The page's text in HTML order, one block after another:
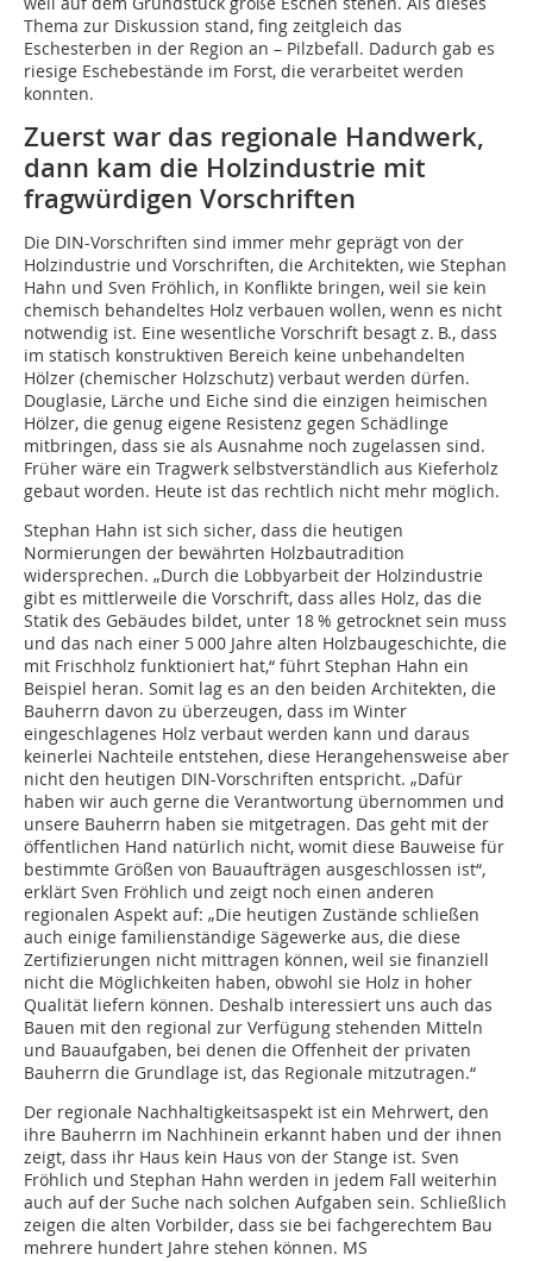
Thema zur Diskussion stand, fing zeitgleich das
Eschesterben in der Region an – Pilzbefall. Dadurch gab es
riesige Eschebestände im Forst, die verarbeitet werden
konnten.
Zuerst war das regionale Handwerk,
dann kam die Holzindustrie mit
fragwürdigen Vorschriften
Die DIN-Vorschriften sind immer mehr geprägt von der
Holzindustrie und Vorschriften, die Architekten, wie Stephan
Hahn und Sven Fröhlich, in Konflikte bringen, weil sie kein
chemisch behandeltes Holz verbauen wollen, wenn es nicht
notwendig ist. Eine wesentliche Vorschrift besagt z. B., dass
im statisch konstruktiven Bereich keine unbehandelten
Hölzer (chemischer Holzschutz) verbaut werden dürfen.
Douglasie, Lärche und Eiche sind die einzigen heimischen
Hölzer, die genug eigene Resistenz gegen Schädlinge
mitbringen, dass sie als Ausnahme noch zugelassen sind.
Früher wäre ein Tragwerk selbstverständlich aus Kieferholz
gebaut worden. Heute ist das rechtlich nicht mehr möglich.
Stephan Hahn ist sich sicher, dass die heutigen
Normierungen der bewährten Holzbautradition
widersprechen. „Durch die Lobbyarbeit der Holzindustrie
gibt es mittlerweile die Vorschrift, dass alles Holz, das die
Statik des Gebäudes bildet, unter 18 % getrocknet sein muss
und das nach einer 5 000 Jahre alten Holzbaugeschichte, die
mit Frischholz funktioniert hat,“ führt Stephan Hahn ein
Beispiel heran. Somit lag es an den beiden Architekten, die
Bauherrn davon zu überzeugen, dass im Winter
eingeschlagenes Holz verbaut werden kann und daraus
keinerlei Nachteile entstehen, diese Herangehensweise aber
nicht den heutigen DIN-Vorschriften entspricht. „Dafür
haben wir auch gerne die Verantwortung übernommen und
unsere Bauherrn haben sie mitgetragen. Das geht mit der
öffentlichen Hand natürlich nicht, womit diese Bauweise für
bestimmte Größen von Bauaufträgen ausgeschlossen ist“,
erklärt Sven Fröhlich und zeigt noch einen anderen
regionalen Aspekt auf: „Die heutigen Zustände schließen
auch einige familienständige Sägewerke aus, die diese
Zertifizierungen nicht mittragen können, weil sie finanziell
nicht die Möglichkeiten haben, obwohl sie Holz in hoher
Qualität liefern können. Deshalb interessiert uns auch das
Bauen mit den regional zur Verfügung stehenden Mitteln
und Bauaufgaben, bei denen die Offenheit der privaten
Bauherrn die Grundlage ist, das Regionale mitzutragen.“
Der regionale Nachhaltigkeitsaspekt ist ein Mehrwert, den
ihre Bauherrn im Nachhinein erkannt haben und der ihnen
zeigt, dass ihr Haus kein Haus von der Stange ist. Sven
Fröhlich und Stephan Hahn werden in jedem Fall weiterhin
auch auf der Suche nach solchen Aufgaben sein. Schließlich
zeigen die alten Vorbilder, dass sie bei fachgerechtem Bau
mehrere hundert Jahre stehen können. MS